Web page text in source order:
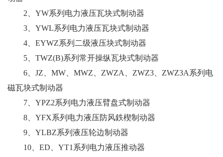
2、YW系列电力液压瓦块式制动器
3、YWL系列电力液压瓦块式制动器
4、EYWZ系列二级液压块式制动器
5、TWZ(B)系列常开操纵瓦块式制动器
6、JZ、MW、MWZ、ZWZA、ZWZ3、ZWZ3A系列电
磁瓦块式制动器
7、YPZ2系列电力液压臂盘式制动器
8、YFX系列电力液压防风鉄楔制动器
9、YLBZ系列液压轮边制动器
10、ED、YT1系列电力液压推动器